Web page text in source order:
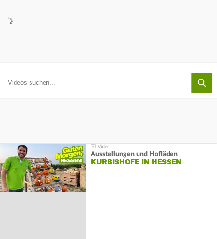
Ausstellungen und Hofläden
KÜRBISHÖFE IN HESSEN